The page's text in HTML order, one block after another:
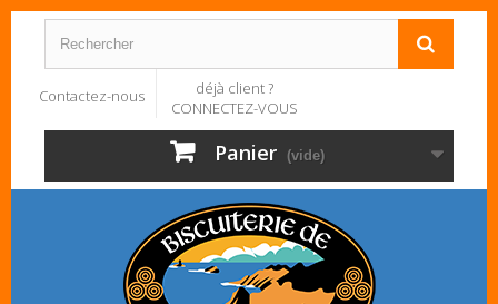
Contactez-nous
déjà client ?
CONNECTEZ-VOUS
Panier (vide)